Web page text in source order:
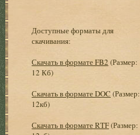
Доступные форматы для
скачивания:
Скачать в формате FB2 (Размер:
12 Кб)
Скачать в формате DOC (Размер:
12кб)
Скачать в формате RTF(Размер: